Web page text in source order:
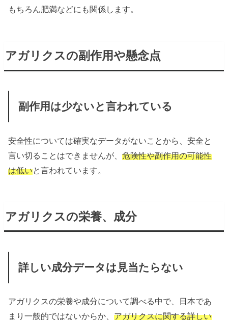
もちろん肥満などにも関係します。
アガリクスの副作用や懸念点
副作用は少ないと言われている
安全性については確実なデータがないことから、安全と
言い切ることはできませんが、危険性や副作用の可能性
は低いと言われています。
アガリクスの栄養、成分
詳しい成分データは見当たらない
アガリクスの栄養や成分について調べる中で、日本であ
まり一般的ではないからか、アガリクスに関する詳しい